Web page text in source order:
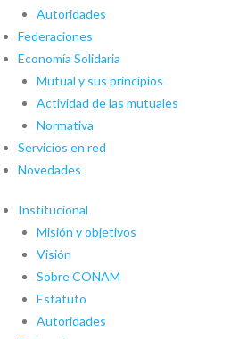
Autoridades
Federaciones
Economía Solidaria
Mutual y sus principios
Actividad de las mutuales
Normativa
Servicios en red
Novedades
Institucional
Misión y objetivos
Visión
Sobre CONAM
Estatuto
Autoridades